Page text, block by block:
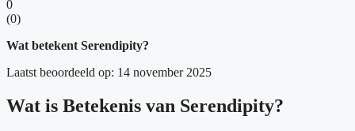
0
(0)
Wat betekent Serendipity?
Laatst beoordeeld op: 14 november 2025
Wat is Betekenis van Serendipity?